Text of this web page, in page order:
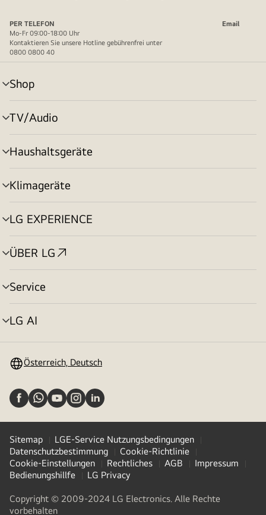
PER TELEFON
Email
Mo-Fr 09:00-18:00 Uhr
Kontaktieren Sie unsere Hotline gebührenfrei unter
0800 0800 40
Shop
Menü
umschalten
TV/Audio
Menü
umschalten
Haushaltsgeräte
Menü
umschalten
Klimageräte
Menü
umschalten
LG EXPERIENCE
Menü
umschalten
ÜBER LG
Menü
umschalten
Service
Menü
umschalten
LG AI
Menü
Österreich, Deutsch
Sitemap
LGE-Service Nutzungsbedingungen
Datenschutzbestimmung
Cookie-Richtlinie
Cookie-Einstellungen
Rechtliches AGB
Impressum
Bedienungshillfe
LG Privacy
Copyright © 2009-2024 LG Electronics. Alle Rechte
vorbehalten